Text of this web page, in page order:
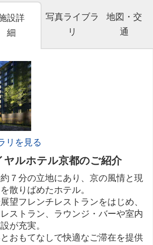
設詳
細
写真ライブラ
リ
地図・交
通
リを見る
ヤルホテル京都のご紹介
７分の立地にあり、京の風情と現
散りばめたホテル。
望フレンチレストランをはじめ、
ストラン、ラウンジ・バーや室内
が充実。
おもてなしで快適なご滞在を提供